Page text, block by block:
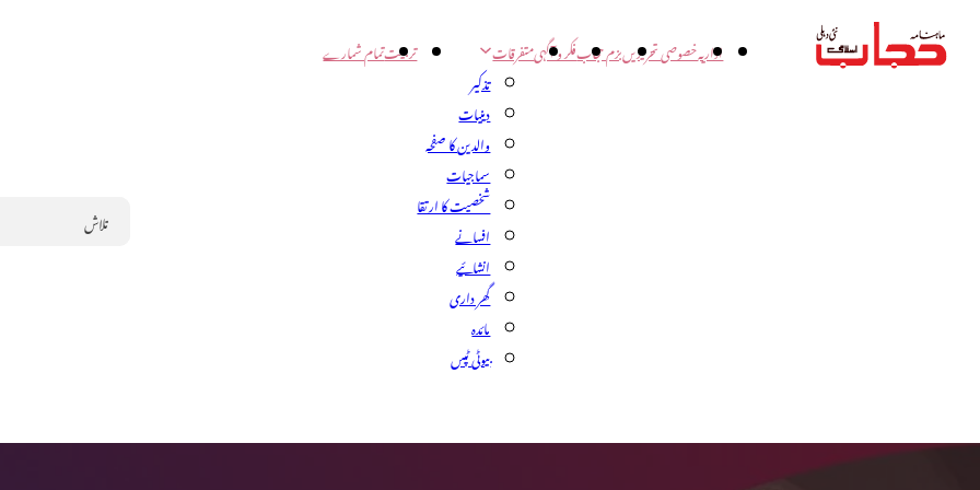
اداریہخصوصی تحریریںبزم حجابفکر و آگہیمتفرقات
تذکیر
دینیات
والدین کا صفحہ
سماجیات
شخصیت کا ارتقا
افسانے
انشائیے
گھر داری
مائدہ
بیوٹی ٹپس
تربیتتمام شمارے
Search